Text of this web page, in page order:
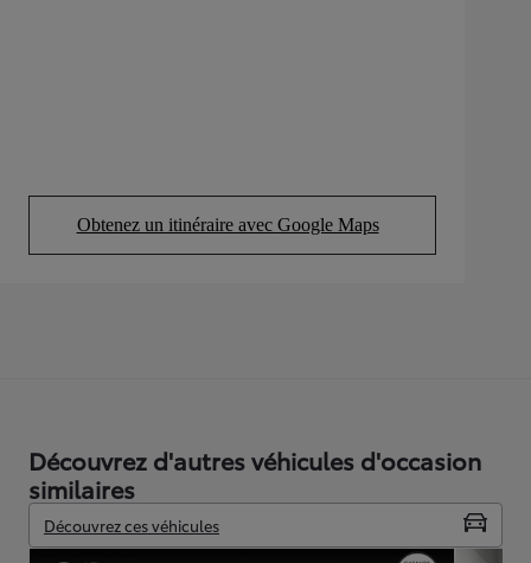
Obtenez un itinéraire avec Google Maps
(Opens in new tab)
Découvrez d'autres véhicules d'occasion
similaires
Découvrez ces véhicules